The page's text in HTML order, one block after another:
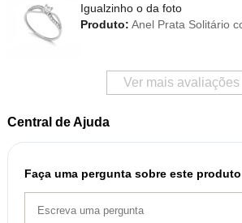
Igualzinho o da foto
Produto: Anel Prata Solitário
Ver mais avaliações
Central de Ajuda
Faça uma pergunta sobre este produto